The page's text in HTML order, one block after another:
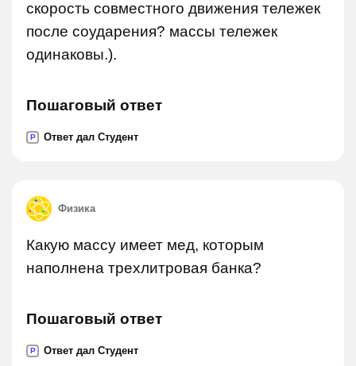
скорость совместного движения тележек
после соударения? массы тележек
одинаковы.).
Пошаговый ответ
P Ответ дал Студент
Физика
Какую массу имеет мед, которым
наполнена трехлитровая банка?
Пошаговый ответ
P Ответ дал Студент